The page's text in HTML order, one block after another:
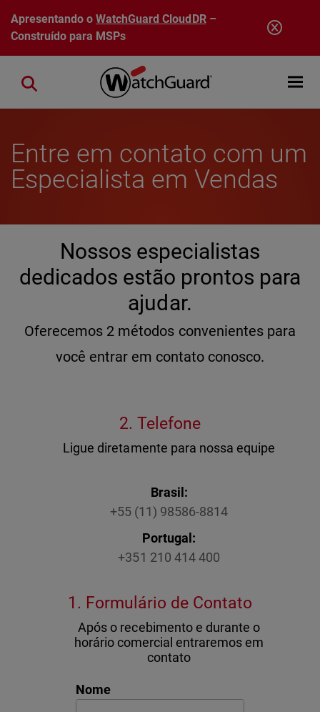
Pular para o conteúdo principal
Apresentando oWatchGuard CloudDR–
Construído para MSPs
Open
Close search
Entre em contato com um
Especialista em Vendas
Nossos especialistas
dedicados estão prontos para
ajudar.
Oferecemos 2 métodos convenientes para
você entrar em contato conosco.
1. Formulário de Contato
Após o recebimento e durante o
horário comercial entraremos em
contato
Nome
2. Telefone
Ligue diretamente para nossa equipe
Brasil:
+55 (11) 98586-8814
Portugal:
+351 210 414 400